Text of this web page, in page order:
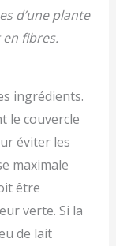
d’une plante
fibres.
ingrédients.
le couvercle
éviter les
maximale
être
verte. Si la
de lait